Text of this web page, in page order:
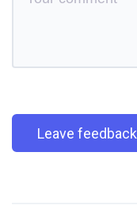
Leave feedback